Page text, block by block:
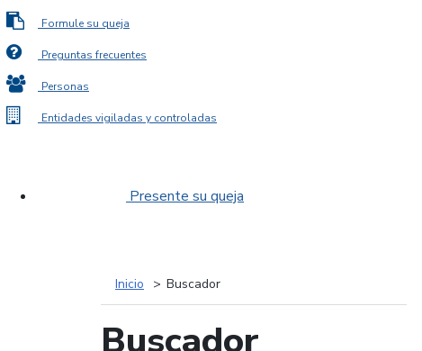
Formule su queja
Preguntas frecuentes
Personas
Entidades vigiladas y controladas
Presente su queja
Inicio Buscador
Buscador